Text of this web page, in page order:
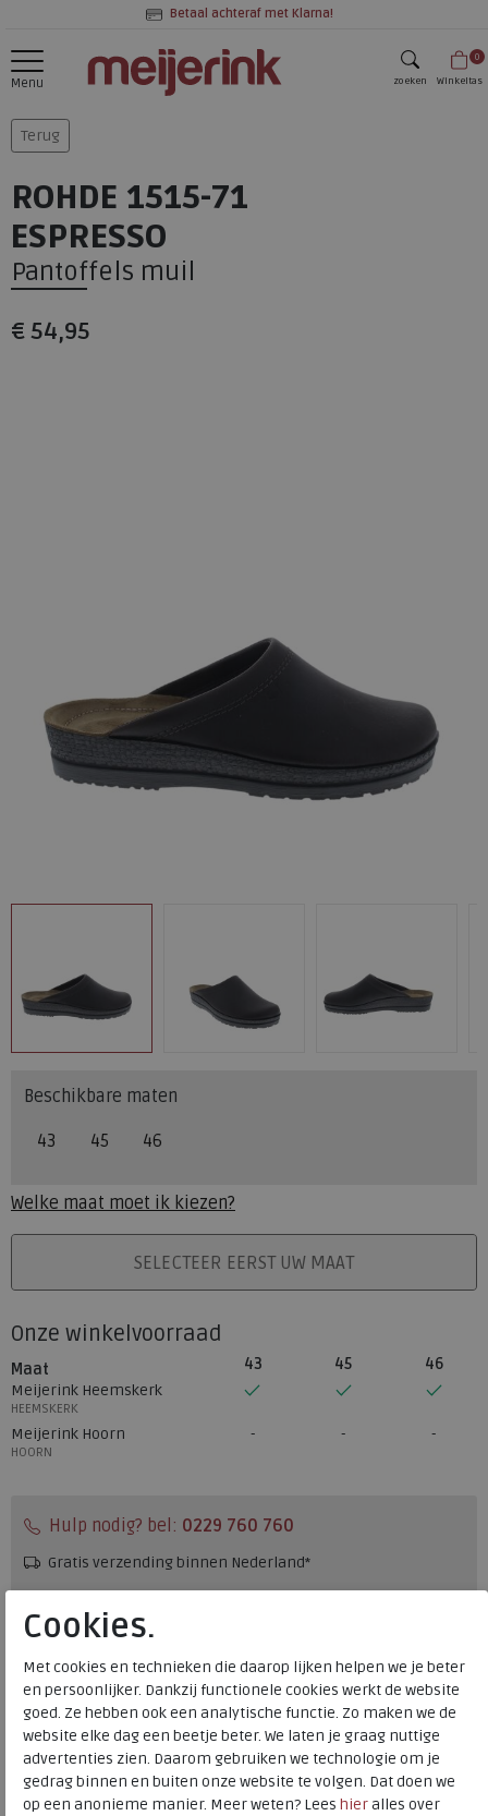
Betaal achteraf met Klarna!
Menu zoeken
0
Winkeltas
Terug
ROHDE 1515-71
ESPRESSO
Pantoffels muil
€ 54,95
Beschikbare maten
43 45 46
Welke maat moet ik kiezen?
PLAATS IN WINKELMANDSELECTEER EERST UW MAAT
Onze winkelvoorraad
Maat 43 45
46
Meijerink Heemskerk
HEEMSKERK
Meijerink Hoorn
HOORN
Hulp nodig? bel: 0229 760 760
Gratis verzending binnen Nederland*
Altijd retourneren, binnen 1 werkdag terugbetaald
Merk
Rohde
Fabrikantcode
1515-71
Bestelcode
500.28.104856
Kleur
Espresso
Cookies.
Met cookies en technieken die daarop lijken helpen we je beter
en persoonlijker. Dankzij functionele cookies werkt de website
goed. Ze hebben ook een analytische functie. Zo maken we de
website elke dag een beetje beter. We laten je graag nuttige
advertenties zien. Daarom gebruiken we technologie om je
gedrag binnen en buiten onze website te volgen. Dat doen we
op een anonieme manier. Meer weten? Lees hieralles over